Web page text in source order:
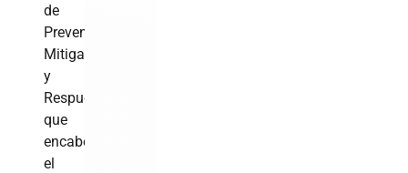
de
Prevención,
Mitigación
y
Respuesta
que
encabeza
el